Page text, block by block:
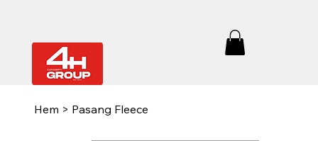
Hem > Pasang Fleece